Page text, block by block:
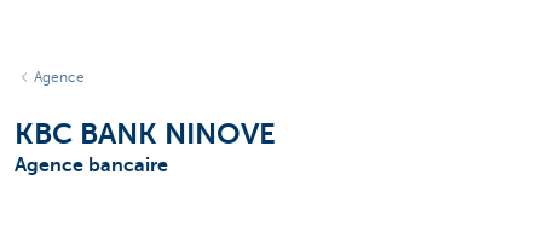
Agence
KBC BANK NINOVE
Agence bancaire